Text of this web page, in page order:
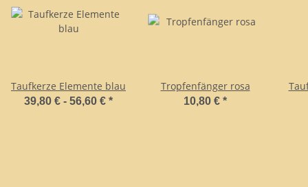
Taufkerze Elemente blau
39,80 € - 56,60 € *
Tropfenfänger rosa
10,80 € *